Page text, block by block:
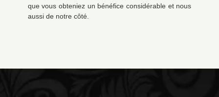
que vous obteniez un bénéfice considérable et nous
aussi de notre côté.